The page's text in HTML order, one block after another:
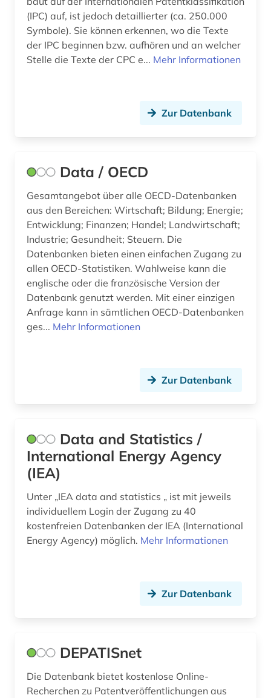
verkehr (2)
verwaltungswissenschaft (1)
(IPC) auf, ist jedoch detaillierter (ca. 250.000
Symbole). Sie können erkennen, wo die Texte
der IPC beginnen bzw. aufhören und an welcher
Stelle die Texte der CPC e... Mehr Informationen
Zur Datenbank
Data / OECD
Gesamtangebot über alle OECD-Datenbanken
aus den Bereichen: Wirtschaft; Bildung; Energie;
Entwicklung; Finanzen; Handel; Landwirtschaft;
Industrie; Gesundheit; Steuern. Die
Datenbanken bieten einen einfachen Zugang zu
allen OECD-Statistiken. Wahlweise kann die
englische oder die französische Version der
Datenbank genutzt werden. Mit einer einzigen
Anfrage kann in sämtlichen OECD-Datenbanken
ges... Mehr Informationen
Zur Datenbank
Data and Statistics /
International Energy Agency
(IEA)
Unter „IEA data and statistics „ ist mit jeweils
individuellem Login der Zugang zu 40
kostenfreien Datenbanken der IEA (International
Energy Agency) möglich. Mehr Informationen
Zur Datenbank
DEPATISnet
Die Datenbank bietet kostenlose Online-
Recherchen zu Patentveröffentlichungen aus